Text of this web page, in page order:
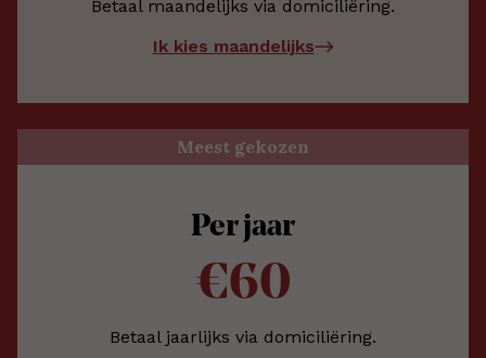
Betaal maandelijks via domiciliëring.
Ik kies maandelijks
Meest gekozen
Per jaar
€60
Betaal jaarlijks via domiciliëring.